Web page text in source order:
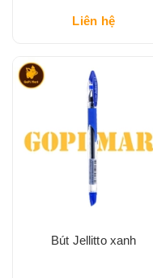
Liên hệ
Bút Jellitto xanh